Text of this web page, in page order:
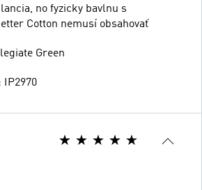
no fyzicky bavlnu s
Cotton nemusí obsahovať
Green
IP2970